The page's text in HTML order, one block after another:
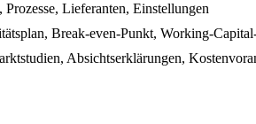
Lieferanten, Einstellungen
Break-even-Punkt, Working-
Absichtserklärungen,